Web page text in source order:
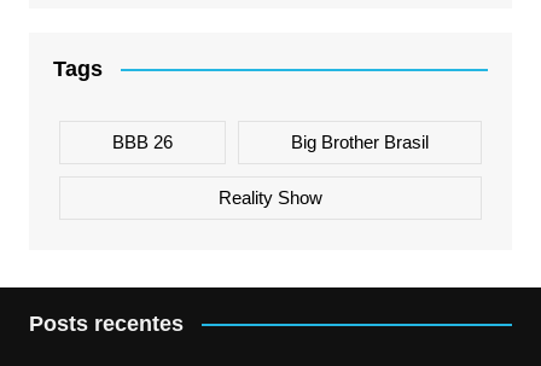
Tags
BBB 26 Big Brother Brasil
Reality Show
Posts recentes